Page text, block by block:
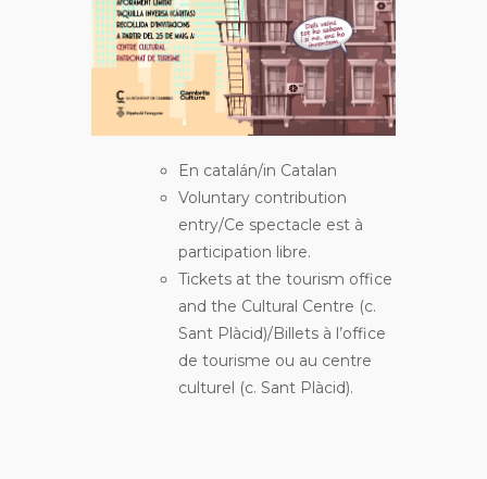
En catalán/in Catalan
Voluntary contribution
entry/Ce spectacle est à
participation libre.
Tickets at the tourism office
and the Cultural Centre (c.
Sant Plàcid)/Billets à l’office
de tourisme ou au centre
culturel (c. Sant Plàcid).